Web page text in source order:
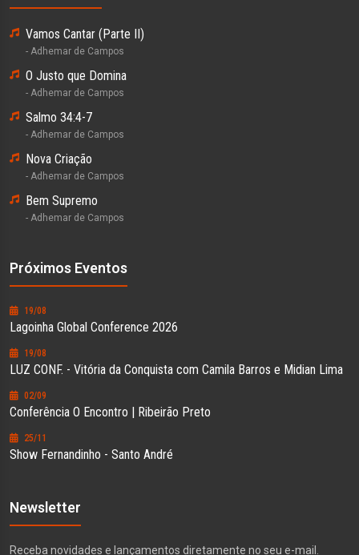
Vamos Cantar (Parte II)
- Adhemar de Campos
O Justo que Domina
- Adhemar de Campos
Salmo 34:4-7
- Adhemar de Campos
Nova Criação
- Adhemar de Campos
Bem Supremo
- Adhemar de Campos
Próximos Eventos
19/08
Lagoinha Global Conference 2026
19/08
LUZ CONF. - Vitória da Conquista com Camila Barros e Midian Lima
02/09
Conferência O Encontro | Ribeirão Preto
25/11
Show Fernandinho - Santo André
Newsletter
Receba novidades e lançamentos diretamente no seu e-mail.